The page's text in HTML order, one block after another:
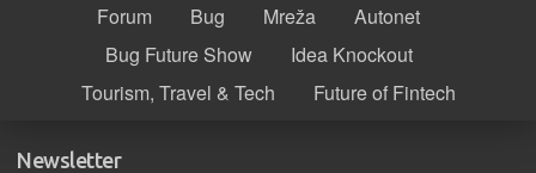
Forum Bug Mreža
Autonet
Bug Future Show
Idea Knockout
Tourism, Travel & Tech
Future of Fintech
Newsletter